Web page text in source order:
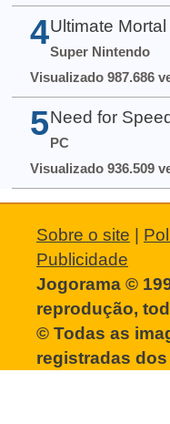
4 Ultimate
Super Nintendo
Visualizado 987.686
5 Need for
PC
Visualizado 936.509
Sobre o site |
Publicidade
Jogorama ©
reprodução,
© Todas as
registradas